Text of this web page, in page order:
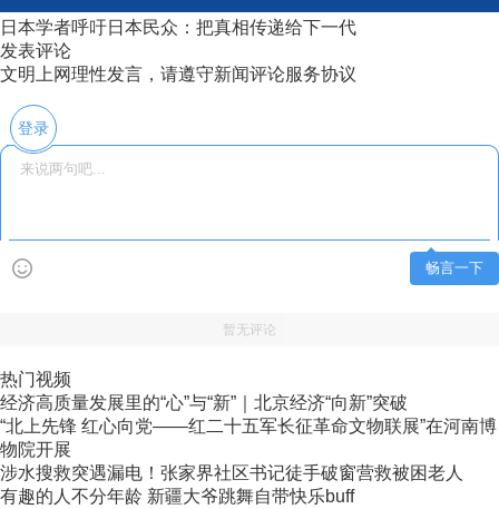
日本学者呼吁日本民众：把真相传递给下一代
发表评论
文明上网理性发言，请遵守新闻评论服务协议
登录
畅言一下
暂无评论
热门视频
经济高质量发展里的“心”与“新”｜北京经济“向新”突破
“北上先锋 红心向党——红二十五军长征革命文物联展”在河南博
物院开展
涉水搜救突遇漏电！张家界社区书记徒手破窗营救被困老人
有趣的人不分年龄 新疆大爷跳舞自带快乐buff